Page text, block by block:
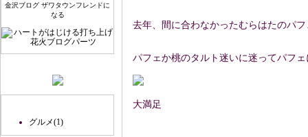
金沢ブログ ザワタウンフレンドに
なる
グルメ(1)
去年、間に合わなかったむらはたのパ
パフェか桃のタルト迷いに迷ってパフ
大満足